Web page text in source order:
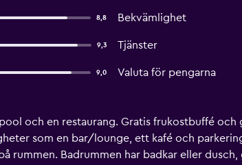
8,8 Bekvämlighet
9,3 Tjänster
9,0 Valuta för pengarna
och en restaurang. Gratis frukostbuffé
som en bar/lounge, ett kafé och
rummen. Badrummen har badkar eller